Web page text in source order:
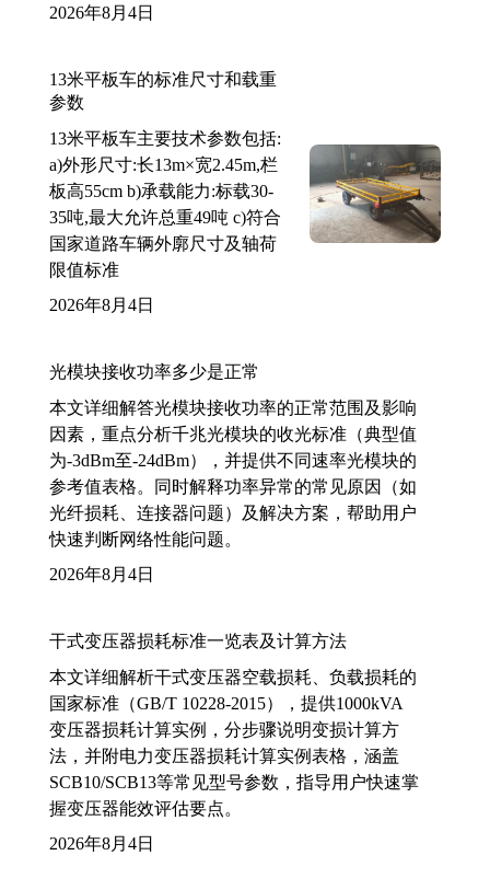
2026年8月4日
13米平板车的标准尺寸和载重
参数
13米平板车主要技术参数包括:
a)外形尺寸:长13m×宽2.45m,栏
板高55cm b)承载能力:标载30-
35吨,最大允许总重49吨 c)符合
国家道路车辆外廓尺寸及轴荷
限值标准
2026年8月4日
光模块接收功率多少是正常
本文详细解答光模块接收功率的正常范围及影响
因素，重点分析千兆光模块的收光标准（典型值
为-3dBm至-24dBm），并提供不同速率光模块的
参考值表格。同时解释功率异常的常见原因（如
光纤损耗、连接器问题）及解决方案，帮助用户
快速判断网络性能问题。
2026年8月4日
干式变压器损耗标准一览表及计算方法
本文详细解析干式变压器空载损耗、负载损耗的
国家标准（GB/T 10228-2015），提供1000kVA
变压器损耗计算实例，分步骤说明变损计算方
法，并附电力变压器损耗计算实例表格，涵盖
SCB10/SCB13等常见型号参数，指导用户快速掌
握变压器能效评估要点。
2026年8月4日